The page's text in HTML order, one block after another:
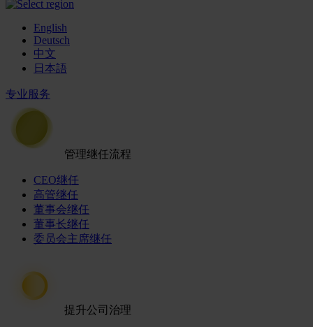
English
Deutsch
中文
日本語
专业服务
管理继任流程
CEO继任
高管继任
董事会继任
董事长继任
委员会主席继任
提升公司治理